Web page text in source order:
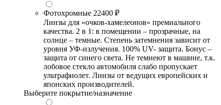
Фотохромные 22400 ₽
Линзы для «очков-хамелеонов» премиального
качества. 2 в 1: в помещении – прозрачные, на
солнце – темные. Степень затемнения зависит от
уровня УФ-излучения. 100% UV- защита. Бонус –
защита от синего света. Не темнеют в машине, т.к.
лобовое стекло автомобиля слабо пропускает
ультрафиолет. Линзы от ведущих европейских и
японских производителей.
Выберите покрытие/назначение